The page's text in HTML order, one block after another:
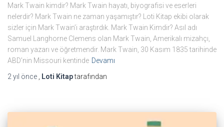
Mark Twain kimdir? Mark Twain hayatı, biyografisi ve eserleri
nelerdir? Mark Twain ne zaman yaşamıştır? Loti Kitap ekibi olarak
sizler için Mark Twain’i araştırdık. Mark Twain Kimdir? Asıl adı
Samuel Langhorne Clemens olan Mark Twain, Amerikalı mizahçı,
roman yazarı ve öğretmendir. Mark Twain, 30 Kasım 1835 tarihinde
ABD’nin Missouri kentinde Devamı
2 yıl önce , Loti Kitaptarafından